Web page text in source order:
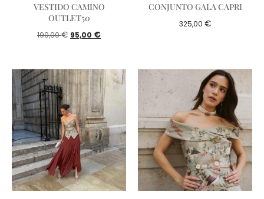
VESTIDO CAMINO
OUTLET50
190,00€ 95,00 €
CONJUNTO GALA CAPRI
325,00 €